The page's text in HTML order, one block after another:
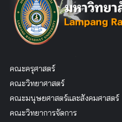
คณะครุศาสตร์
คณะวิทยาศาสตร์
คณะมนุษยศาสตร์และสังคมศาสตร์
คณะวิทยาการจัดการ